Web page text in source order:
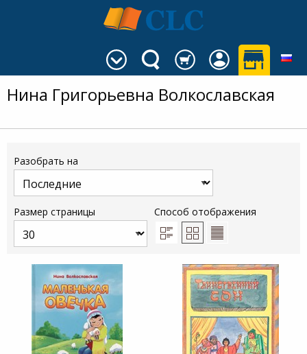
Нина Григорьевна Волкославская
Разобрать на
Размер страницы Способ отображения